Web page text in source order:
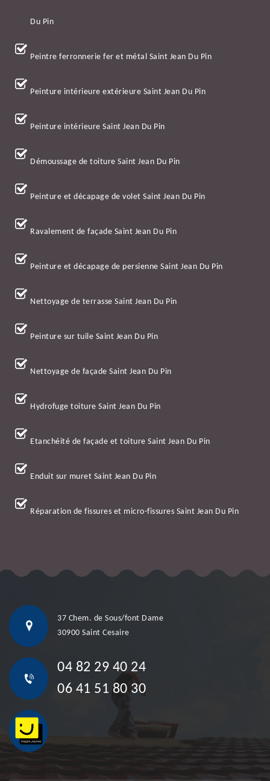
Du Pin
Peintre ferronnerie fer et métal Saint Jean Du Pin
Peinture intérieure extérieure Saint Jean Du Pin
Peinture intérieure Saint Jean Du Pin
Démoussage de toiture Saint Jean Du Pin
Peinture et décapage de volet Saint Jean Du Pin
Ravalement de façade Saint Jean Du Pin
Peinture et décapage de persienne Saint Jean Du Pin
Nettoyage de terrasse Saint Jean Du Pin
Peinture sur tuile Saint Jean Du Pin
Nettoyage de façade Saint Jean Du Pin
Hydrofuge toiture Saint Jean Du Pin
Etanchéité de façade et toiture Saint Jean Du Pin
Enduit sur muret Saint Jean Du Pin
Réparation de fissures et micro-fissures Saint Jean Du Pin
37 Chem. de Sous/font Dame
30900 Saint Cesaire
04 82 29 40 24
06 41 51 80 30